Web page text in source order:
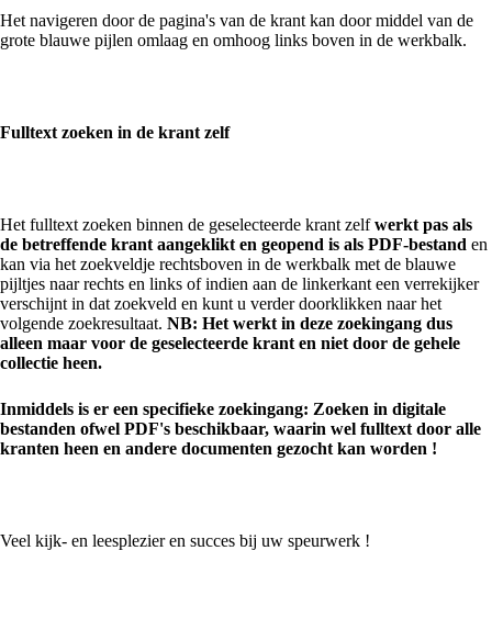
Het navigeren door de pagina's van de krant kan door middel van de
grote blauwe pijlen omlaag en omhoog links boven in de werkbalk.
Fulltext zoeken in de krant zelf
Het fulltext zoeken binnen de geselecteerde krant zelfwerkt pas als
de betreffende krant aangeklikt en geopend is als PDF-bestand en
kan via het zoekveldje rechtsboven in de werkbalk met de blauwe
pijltjes naar rechts en links of indien aan de linkerkant een verrekijker
verschijnt in dat zoekveld en kunt u verder doorklikken naar het
volgende zoekresultaat. NB: Het werkt in deze zoekingang dus
alleen maar voor de geselecteerde krant en niet door de gehele
collectie heen.
Inmiddels is er een specifieke zoekingang: Zoeken in digitale
bestanden ofwel PDF's beschikbaar, waarin wel fulltext door alle
kranten heen en andere documenten gezocht kan worden !
Veel kijk- en leesplezier en succes bij uw speurwerk !